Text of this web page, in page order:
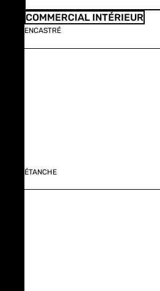
COMMERCIAL INTÉRIEUR
ENCASTRÉ
ÉTANCHE